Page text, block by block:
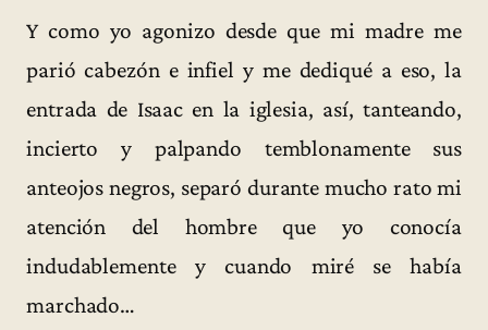
Y como yo agonizo desde que mi madre me
parió cabezón e infiel y me dediqué a eso, la
entrada de Isaac en la iglesia, así, tanteando,
incierto y palpando temblonamente sus
anteojos negros, separó durante mucho rato mi
atención del hombre que yo conocía
indudablemente y cuando miré se había
marchado…